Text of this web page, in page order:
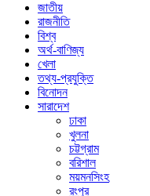
জাতীয়
রাজনীতি
বিশ্ব
অর্থ-বাণিজ্য
খেলা
তথ্য-প্রযুক্তি
বিনোদন
সারাদেশ
ঢাকা
খুলনা
চট্টগ্রাম
বরিশাল
ময়মনসিংহ
রংপুর